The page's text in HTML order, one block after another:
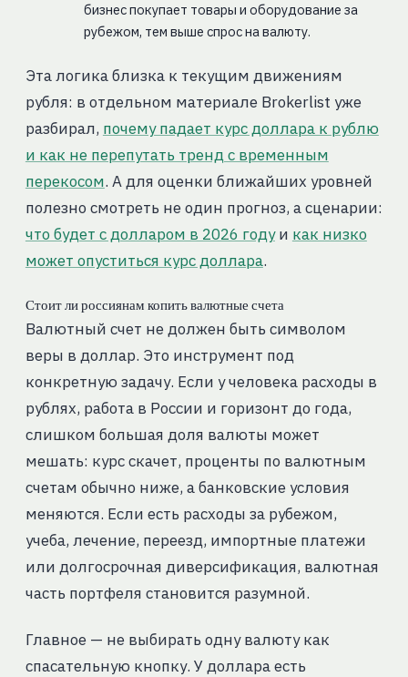
бизнес покупает товары и оборудование за
рубежом, тем выше спрос на валюту.
Эта логика близка к текущим движениям
рубля: в отдельном материале Brokerlist уже
разбирал, почему падает курс доллара к рублю
и как не перепутать тренд с временным
перекосом. А для оценки ближайших уровней
полезно смотреть не один прогноз, а сценарии:
что будет с долларом в 2026 годуи как низко
может опуститься курс доллара.
Стоит ли россиянам копить валютные счета
Валютный счет не должен быть символом
веры в доллар. Это инструмент под
конкретную задачу. Если у человека расходы в
рублях, работа в России и горизонт до года,
слишком большая доля валюты может
мешать: курс скачет, проценты по валютным
счетам обычно ниже, а банковские условия
меняются. Если есть расходы за рубежом,
учеба, лечение, переезд, импортные платежи
или долгосрочная диверсификация, валютная
часть портфеля становится разумной.
Главное — не выбирать одну валюту как
спасательную кнопку. У доллара есть